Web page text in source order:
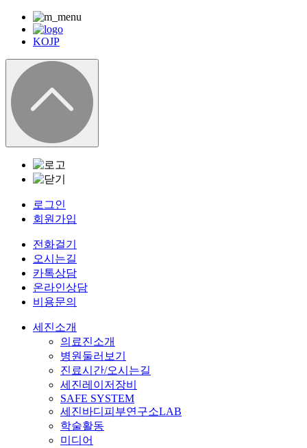
KOJP
로그인
회원가입
전화걸기
오시는길
카톡상담
온라인상담
비용문의
세진소개
의료진소개
병원둘러보기
진료시간/오시는길
세진레이저장비
SAFE SYSTEM
세진바디피부연구소LAB
학술활동
미디어